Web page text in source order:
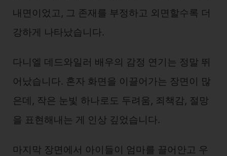
내면이었고, 그 존재를 부정하고 외면할수록 더
강하게 나타났습니다.
다니엘 데드와일러 배우의 감정 연기는 정말 뛰
어났습니다. 혼자 화면을 이끌어가는 장면이 많
은데, 작은 눈빛 하나로도 두려움, 죄책감, 절망
을 표현해내는 게 인상 깊었습니다.
마지막 장면에서 아이들이 엄마를 끌어안고 우